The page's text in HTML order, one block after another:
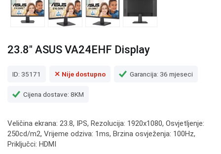
23.8" ASUS VA24EHF Display
ID: 35171 ✕ Nije dostupno Garancija: 36 mjeseci
Cijena dostave: 8KM
Veličina ekrana: 23.8, IPS, Rezolucija: 1920x1080, Osvjetljenje:
250cd/m2, Vrijeme odziva: 1ms, Brzina osvježenja: 100Hz,
Priključci: HDMI